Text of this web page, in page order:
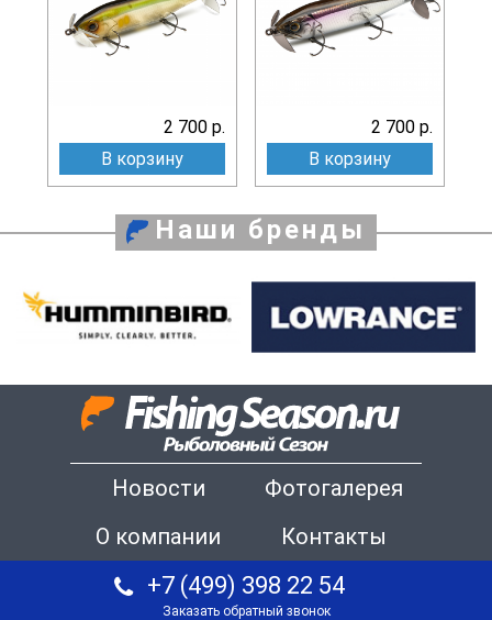
2 700 р.
В корзину
2 700 р.
В корзину
Наши бренды
Новости
Фотогалерея
О компании
Контакты
+7 (499) 398 22 54
Заказать обратный звонок